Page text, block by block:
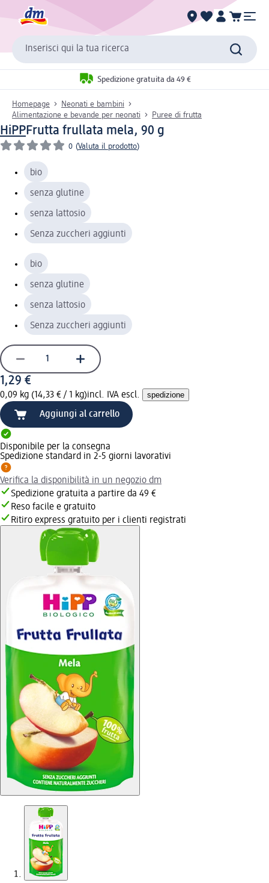
Inserisci qui la tua ricerca
Spedizione gratuita da 49 €
Homepage
Neonati e bambini
Alimentazione e bevande per neonati
Puree di frutta
HiPPFrutta frullata mela, 90 g
0 (Valuta il prodotto)
bio
senza glutine
senza lattosio
Senza zuccheri aggiunti
bio
senza glutine
senza lattosio
Senza zuccheri aggiunti
1,29 €
0,09 kg (14,33 € / 1 kg)incl. IVA escl. spedizione
Aggiungi al carrello
Disponibile per la consegna
Spedizione standard in 2-5 giorni lavorativi
Verifica la disponibilità in un negozio dm
Spedizione gratuita a partire da 49 €
Reso facile e gratuito
Ritiro express gratuito per i clienti registrati